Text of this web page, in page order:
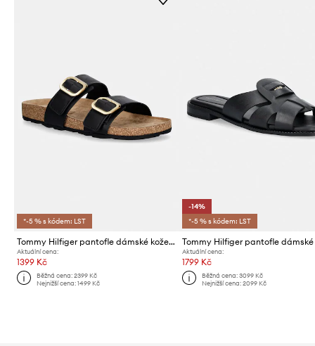
*-5 % s kódem: LST
Tommy Hilfiger pantofle dámské kožené TH CLASSIC CORK SANDAL LEATHER
Aktuální cena:
1399 Kč
Běžná cena:2399 Kč
Nejnižší cena:1499 Kč
-14%
*-5 % s kódem: LST
Aktuální cena:
1799 Kč
Běžná cena: 3099 Kč
Nejnižší cena: 2099 Kč